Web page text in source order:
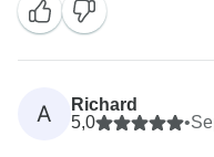
A
Richard
5,0
•